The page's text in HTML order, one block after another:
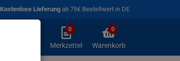
Kostenlose Lieferung ab 75€ Bestellwert in DE
Merkzettel
aufklappen
0
Merkzettel
Warenkorb
0
Warenkorb